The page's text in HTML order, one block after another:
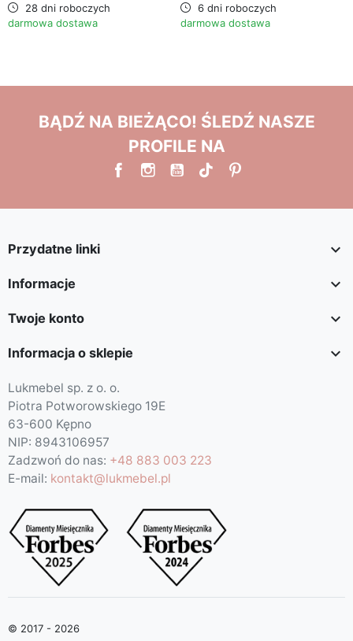
28 dni roboczych
darmowa dostawa
6 dni roboczych
darmowa dostawa
BĄDŹ NA BIEŻĄCO! ŚLEDŹ NASZE
PROFILE NA
Przydatne linki 
Informacje 
Twoje konto 
Informacja o sklepie 
Lukmebel sp. z o. o.
Piotra Potworowskiego 19E
63-600 Kępno
NIP: 8943106957
Zadzwoń do nas: +48 883 003 223
E-mail: kontakt@lukmebel.pl
© 2017 - 2026